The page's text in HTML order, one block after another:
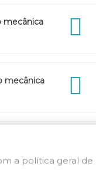
mecânica
mecânica
a política geral de